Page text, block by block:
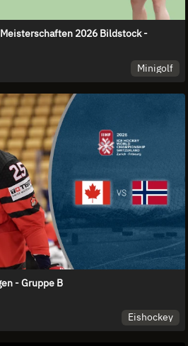
2026 Bildstock -
Minigolf
- Gruppe B
Eishockey